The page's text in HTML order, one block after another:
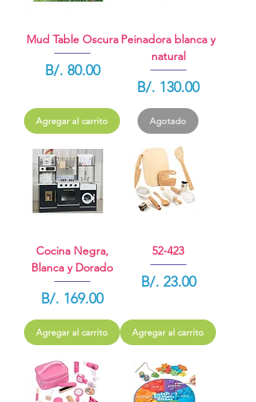
Mud Table Oscura
Precio
B/. 80.00
Agregar al carrito
Peinadora blanca y
natural
Precio
B/. 130.00
Agotado
Cocina Negra,
Blanca y Dorado
Precio
B/. 169.00
Agregar al carrito
52-423
Precio
B/. 23.00
Agregar al carrito